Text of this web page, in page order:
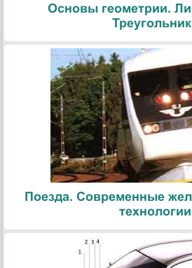
Основы геометрии.
Поезда. Современные
технологии